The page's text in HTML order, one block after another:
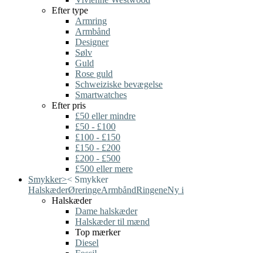
Efter type
Armring
Armbånd
Designer
Sølv
Guld
Rose guld
Schweiziske bevægelse
Smartwatches
Efter pris
£50 eller mindre
£50 - £100
£100 - £150
£150 - £200
£200 - £500
£500 eller mere
Smykker>< Smykker
HalskæderØreringeArmbåndRingeneNy i
Halskæder
Dame halskæder
Halskæder til mænd
Top mærker
Diesel